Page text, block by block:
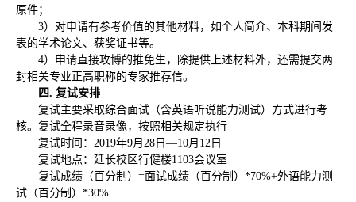
原件；
3）对申请有参考价值的其他材料，如个人简介、本科期间发
表的学术论文、获奖证书等。
4）申请直接攻博的推免生，除提供上述材料外，还需提交两
封相关专业正高职称的专家推荐信。
四. 复试安排
复试主要采取综合面试（含英语听说能力测试）方式进行考
核。复试全程录音录像，按照相关规定执行
复试时间：2019年9月28日—10月12日
复试地点：延长校区行健楼1103会议室
复试成绩（百分制）=面试成绩（百分制）*70%+外语能力测
试（百分制）*30%